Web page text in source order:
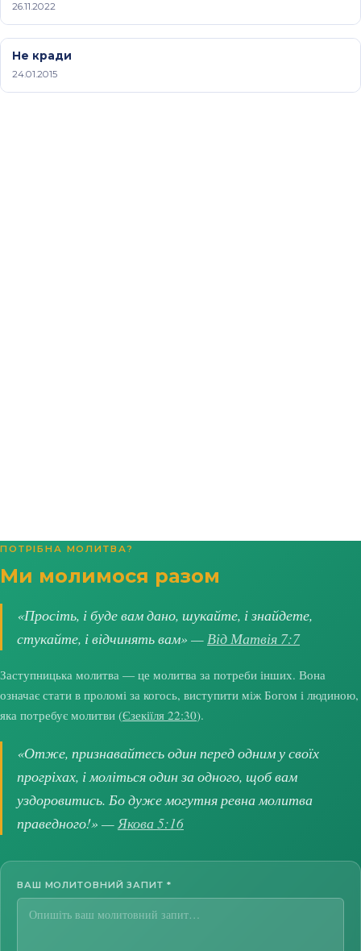
26.11.2022
Не кради
24.01.2015
ПОТРІБНА МОЛИТВА?
Ми молимося разом
«Просіть, і буде вам дано, шукайте, і знайдете,
стукайте, і відчинять вам» —Від Матвія 7:7
Заступницька молитва — це молитва за потреби інших. Вона
означає стати в проломі за когось, виступити між Богом і людиною,
яка потребує молитви (Єзекіїля 22:30).
«Отже, признавайтесь один перед одним у своїх
прогріхах, і моліться один за одного, щоб вам
уздоровитись. Бо дуже могутня ревна молитва
праведного!» —Якова 5:16
ВАШ МОЛИТОВНИЙ ЗАПИТ *